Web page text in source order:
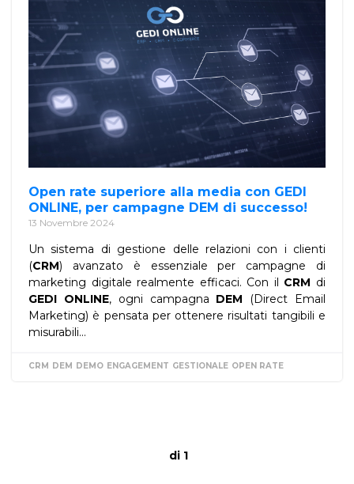
Open rate superiore alla media con GEDI
ONLINE, per campagne DEM di successo!
13 Novembre 2024
Un sistema di gestione delle relazioni con i clienti
(CRM) avanzato è essenziale per campagne di
marketing digitale realmente efficaci. Con il CRM di
GEDI ONLINE, ogni campagna DEM (Direct Email
Marketing) è pensata per ottenere risultati tangibili e
misurabili...
CRM DEM DEMO ENGAGEMENT GESTIONALE OPEN RATE
di 1